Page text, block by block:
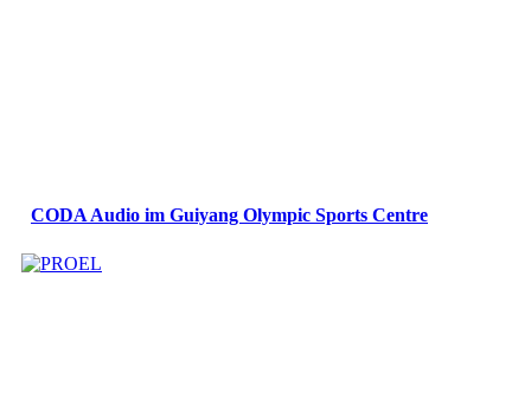
CODA Audio im Guiyang Olympic Sports Centre